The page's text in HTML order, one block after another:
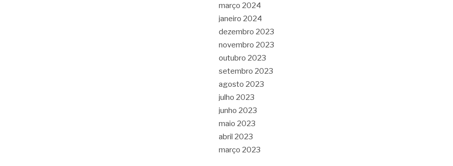
março 2024
janeiro 2024
dezembro 2023
novembro 2023
outubro 2023
setembro 2023
agosto 2023
julho 2023
junho 2023
maio 2023
abril 2023
março 2023